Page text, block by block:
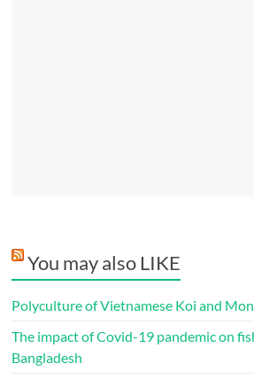
You may also LIKE
Polyculture of Vietnamese Koi and
The impact of Covid-19 pandemic on
Bangladesh